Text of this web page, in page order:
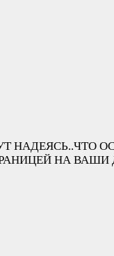
НАДЕЯСЬ..ЧТО
НА ВАШИ